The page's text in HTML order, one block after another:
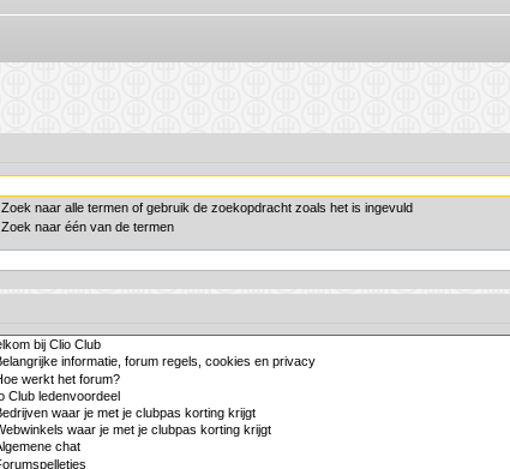
Zoek naar alle termen of gebruik de zoekopdracht zoals het is ingevuld
Zoek naar één van de termen